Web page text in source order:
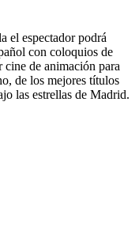
el espectador podrá
con coloquios de
de animación para
de los mejores títulos
las estrellas de Madrid.